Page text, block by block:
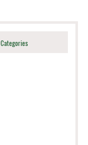
Categories